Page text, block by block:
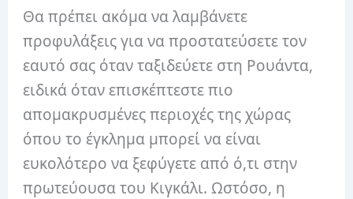
Θα πρέπει ακόμα να λαμβάνετε
προφυλάξεις για να προστατεύσετε τον
εαυτό σας όταν ταξιδεύετε στη Ρουάντα,
ειδικά όταν επισκέπτεστε πιο
απομακρυσμένες περιοχές της χώρας
όπου το έγκλημα μπορεί να είναι
ευκολότερο να ξεφύγετε από ό,τι στην
πρωτεύουσα του Κιγκάλι.Ωστόσο, η